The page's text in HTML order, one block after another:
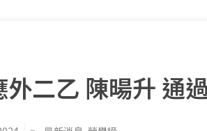
二乙 陳暘升 通